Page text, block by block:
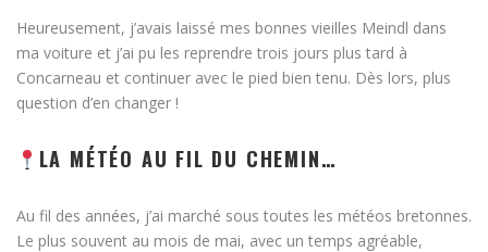
Heureusement, j’avais laissé mes bonnes vieilles Meindl dans
ma voiture et j’ai pu les reprendre trois jours plus tard à
Concarneau et continuer avec le pied bien tenu. Dès lors, plus
question d’en changer !
LA MÉTÉO AU FIL DU CHEMIN…
Au fil des années, j’ai marché sous toutes les météos bretonnes.
Le plus souvent au mois de mai, avec un temps agréable,